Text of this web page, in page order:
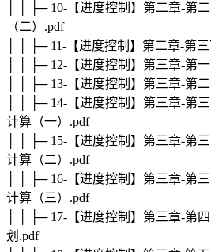
│ │ ├─ 10-【进度控制】第二章-第
（二）.pdf
│ │ ├─ 11-【进度控制】第二章-第
│ │ ├─ 12-【进度控制】第三章-第
│ │ ├─ 13-【进度控制】第三章-第
│ │ ├─ 14-【进度控制】第三章-第
计算（一）.pdf
│ │ ├─ 15-【进度控制】第三章-第
计算（二）.pdf
│ │ ├─ 16-【进度控制】第三章-第
计算（三）.pdf
│ │ ├─ 17-【进度控制】第三章-第
划.pdf